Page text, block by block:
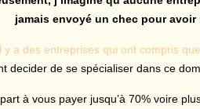
jamais envoyé un chec pour
y a des entreprises qui ont compris
decider de se spécialiser dans ce
à vous payer jusqu’à 70% voire